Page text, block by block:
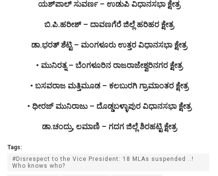
ಯಶ್‌ಪಾಲ್‌ ಸುವರ್ಣ – ಉಡುಪಿ ವಿಧಾನಸಭಾ ಕ್ಷೇತ್ರ
ಬಿ.ಪಿ.ಹರೀಶ್ – ದಾವಣಗೆರೆ ಜಿಲ್ಲೆ ಹರಿಹರ ಕ್ಷೇತ್ರ
ಡಾ.ಭರತ್ ಶೆಟ್ಟಿ – ಮಂಗಳೂರು ಉತ್ತರ ವಿಧಾನಸಭಾ ಕ್ಷೇತ್ರ
• ಮುನಿರತ್ನ – ಬೆಂಗಳೂರಿನ ರಾಜರಾಜೇಶ್ವರಿನಗರ ಕ್ಷೇತ್ರ
• ಬಸವರಾಜ ಮತ್ತಿಮೂಡ – ಕಲಬುರಗಿ ಗ್ರಾಮಾಂತರ ಕ್ಷೇತ್ರ
• ಧೀರಜ್ ಮುನಿರಾಜು – ದೊಡ್ಡಬಳ್ಳಾಪುರ ವಿಧಾನಸಭಾ ಕ್ಷೇತ್ರ
ಡಾ.ಚಂದ್ರು, ಲಮಾಣಿ – ಗದಗ ಜಿಲ್ಲೆ ಶಿರಹಟ್ಟಿ ಕ್ಷೇತ್ರ
Tags:
#Disrespect to the Vice President: 18 MLAs suspended ..!
Who knows who?